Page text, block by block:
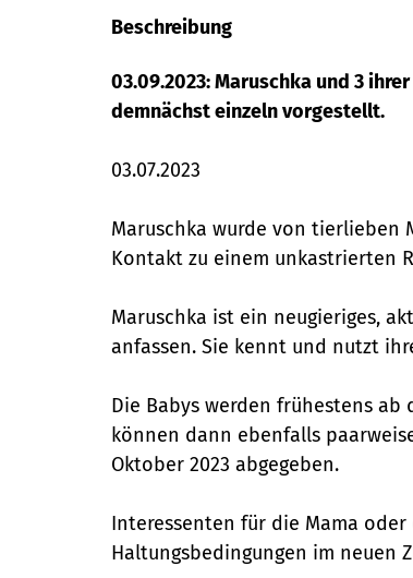
Beschreibung
03.09.2023: Maruschka und 3
demnächst einzeln vorgestellt.
03.07.2023
Maruschka wurde von tierlieben
Kontakt zu einem unkastrierten
Maruschka ist ein neugieriges,
anfassen. Sie kennt und nutzt
Die Babys werden frühestens
können dann ebenfalls
Oktober 2023 abgegeben.
Interessenten für die Mama
Haltungsbedingungen im neuen